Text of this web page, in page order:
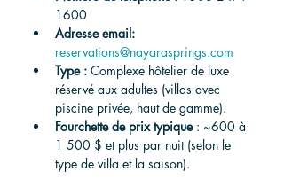
1600
Adresse email:
reservations@nayarasprings.com
Type : Complexe hôtelier de luxe
réservé aux adultes (villas avec
piscine privée, haut de gamme).
Fourchette de prix typique : ~600 à
1 500 $ et plus par nuit (selon le
type de villa et la saison).